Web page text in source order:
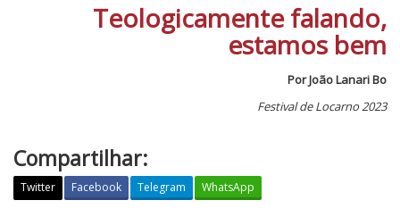
Teologicamente falando,
estamos bem
Por João Lanari Bo
Festival de Locarno 2023
Compartilhar:
Twitter Facebook Telegram WhatsApp